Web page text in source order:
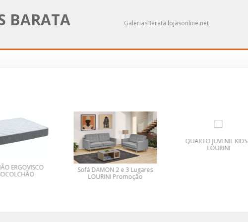
BARATA GaleriasBarata.lojasonline.net
ERGOVISCO
Sofá DAMON 2 e 3 Lugares
LOURINI Promoção
QUARTO JUVENIL KIDS 1
LOURINI